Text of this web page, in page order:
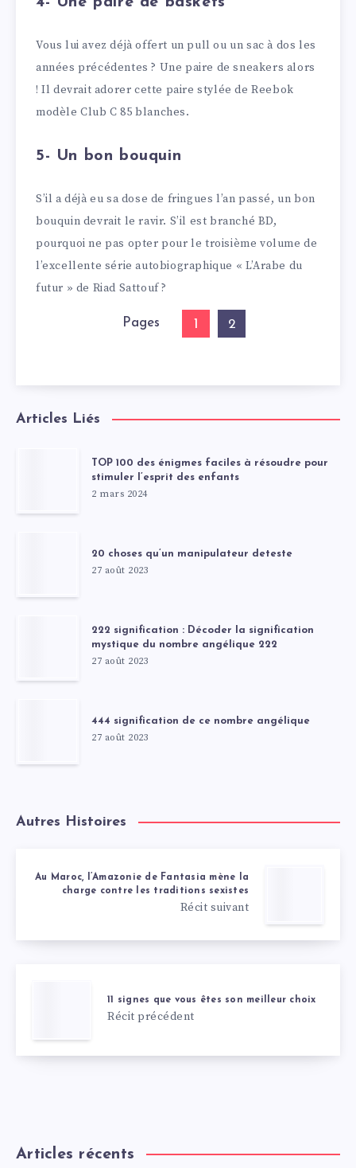
Vous lui avez déjà offert un pull ou un sac à dos les
années précédentes ? Une paire de sneakers alors
! Il devrait adorer cette paire stylée de Reebok
modèle Club C 85 blanches.
5- Un bon bouquin
S’il a déjà eu sa dose de fringues l’an passé, un bon
bouquin devrait le ravir. S’il est branché BD,
pourquoi ne pas opter pour le troisième volume de
l’excellente série autobiographique « L’Arabe du
futur » de Riad Sattouf ?
Pages 1 2
Articles Liés
TOP 100 des énigmes faciles à résoudre pour
stimuler l’esprit des enfants
2 mars 2024
20 choses qu’un manipulateur deteste
27 août 2023
222 signification : Décoder la signification
mystique du nombre angélique 222
27 août 2023
444 signification de ce nombre angélique
27 août 2023
Autres Histoires
Au Maroc, l’Amazonie de Fantasia mène la
charge contre les traditions sexistes
Récit suivant
11 signes que vous êtes son meilleur choix
Récit précédent
Articles récents